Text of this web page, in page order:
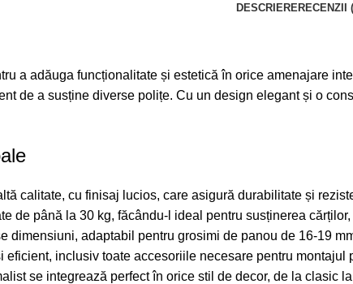
DESCRIERERECENZII
a adăuga funcționalitate și estetică în orice amenajare
de a susține diverse polițe. Cu un design elegant și o
calitate, cu finisaj lucios, care asigură durabilitate și
de până la 30 kg, făcându-l ideal pentru susținerea
dimensiuni, adaptabil pentru grosimi de panou de 16-19
eficient, inclusiv toate accesoriile necesare pentru montajul
se integrează perfect în orice stil de decor, de la clasic